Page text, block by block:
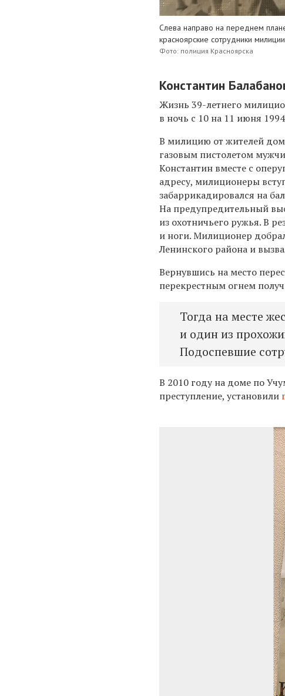
Слева направо на переднем
красноярские сотрудники
Фото: полиция Красноярска
Константин
Жизнь 39-летнего
в ночь с 10 на 11 июня
В милицию от жителей
газовым пистолетом
Константин вместе с
адресу, милиционеры
забаррикадировался на
На предупредительный
из охотничьего ружья. В
и ноги. Милиционер
Ленинского района и
Вернувшись на место
перекрестным огнем
Тогда на месте
и один из
Подоспевшие
В 2010 году на доме по
преступление, установили